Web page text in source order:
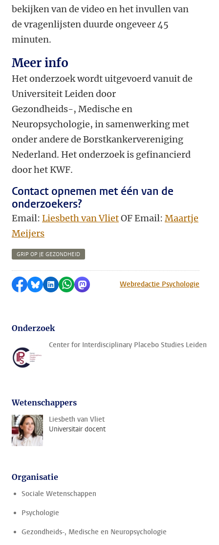
bekijken van de video en het invullen van
de vragenlijsten duurde ongeveer 45
minuten.
Meer info
Het onderzoek wordt uitgevoerd vanuit de
Universiteit Leiden door
Gezondheids-, Medische en
Neuropsychologie, in samenwerking met
onder andere de Borstkankervereniging
Nederland. Het onderzoek is gefinancierd
door het KWF.
Contact opnemen met één van de
onderzoekers?
Email: Liesbeth van VlietOF Email: Maartje
Meijers
GRIP OP JE GEZONDHEID
Delen op Facebook
Delen via Bluesky
Delen op LinkedIn
Delen via WhatsApp
Delen via MastodonWebredactie Psychologie
Onderzoek
Center for Interdisciplinary Placebo Studies Leiden
Wetenschappers
Liesbeth van Vliet
Universitair docent
Organisatie
Sociale Wetenschappen
Psychologie
Gezondheids-, Medische en Neuropsychologie